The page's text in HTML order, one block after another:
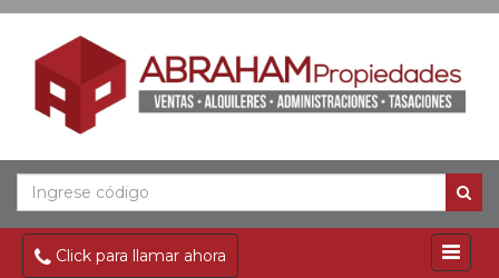
Click para llamar ahora